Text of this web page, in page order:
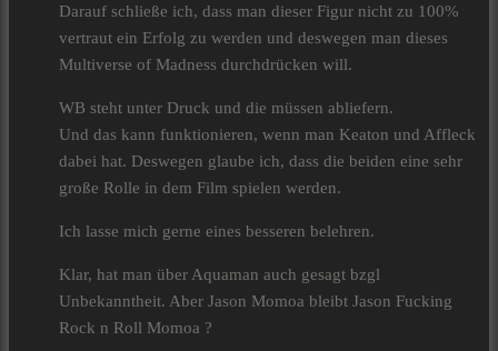
Darauf schließe ich, dass man dieser Figur nicht zu 100%
vertraut ein Erfolg zu werden und deswegen man dieses
Multiverse of Madness durchdrücken will.
WB steht unter Druck und die müssen abliefern.
Und das kann funktionieren, wenn man Keaton und Affleck
dabei hat. Deswegen glaube ich, dass die beiden eine sehr
große Rolle in dem Film spielen werden.
Ich lasse mich gerne eines besseren belehren.
Klar, hat man über Aquaman auch gesagt bzgl
Unbekanntheit. Aber Jason Momoa bleibt Jason Fucking
Rock n Roll Momoa ?